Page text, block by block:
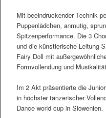
Mit beeindruckender Technik
Puppenlädchen, anmutig,
Spitzenperformance. Die 3
und die künstlerische Leitung
Fairy Doll mit
Formvollendung und
Im 2 Akt präsentierte die
in höchster tänzerischer
Dance world cup in Slowenien.